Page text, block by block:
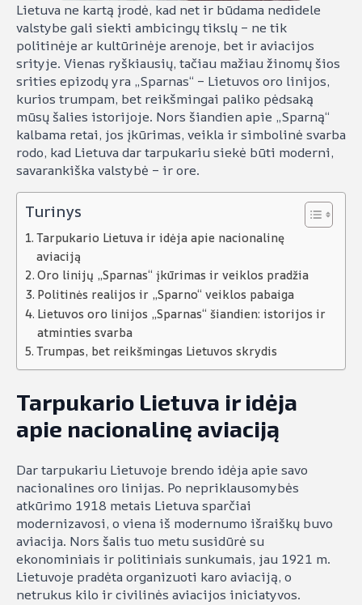
Lietuva ne kartą įrodė, kad net ir būdama nedidele
valstybe gali siekti ambicingų tikslų – ne tik
politinėje ar kultūrinėje arenoje, bet ir aviacijos
srityje. Vienas ryškiausių, tačiau mažiau žinomų šios
srities epizodų yra „Sparnas“ – Lietuvos oro linijos,
kurios trumpam, bet reikšmingai paliko pėdsaką
mūsų šalies istorijoje. Nors šiandien apie „Sparną“
kalbama retai, jos įkūrimas, veikla ir simbolinė svarba
rodo, kad Lietuva dar tarpukariu siekė būti moderni,
savarankiška valstybė – ir ore.
Turinys
Tarpukario Lietuva ir idėja apie nacionalinę
aviaciją
Oro linijų „Sparnas“ įkūrimas ir veiklos pradžia
Politinės realijos ir „Sparno“ veiklos pabaiga
Lietuvos oro linijos „Sparnas“ šiandien: istorijos ir
atminties svarba
Trumpas, bet reikšmingas Lietuvos skrydis
Tarpukario Lietuva ir idėja
apie nacionalinę aviaciją
Dar tarpukariu Lietuvoje brendo idėja apie savo
nacionalines oro linijas. Po nepriklausomybės
atkūrimo 1918 metais Lietuva sparčiai
modernizavosi, o viena iš modernumo išraiškų buvo
aviacija. Nors šalis tuo metu susidūrė su
ekonominiais ir politiniais sunkumais, jau 1921 m.
Lietuvoje pradėta organizuoti karo aviaciją, o
netrukus kilo ir civilinės aviacijos iniciatyvos.